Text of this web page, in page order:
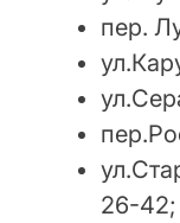
пер.
26-42;